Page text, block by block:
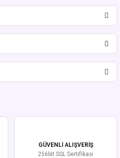
yorumu siz yapın!
görüntülenemiyor.
GÜVENLİ ALIŞVERİŞ
256bit SSL Sertifikası